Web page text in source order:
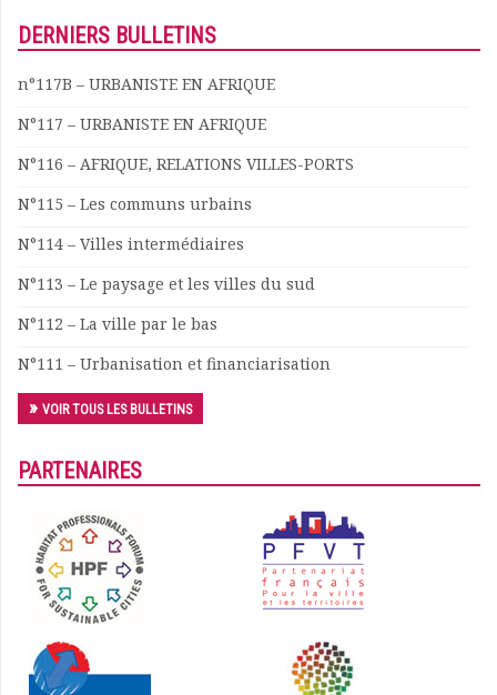
DERNIERS BULLETINS
n°117B – URBANISTE EN AFRIQUE
N°117 – URBANISTE EN AFRIQUE
N°116 – AFRIQUE, RELATIONS VILLES-PORTS
N°115 – Les communs urbains
N°114 – Villes intermédiaires
N°113 – Le paysage et les villes du sud
N°112 – La ville par le bas
N°111 – Urbanisation et financiarisation
VOIR TOUS LES BULLETINS
PARTENAIRES